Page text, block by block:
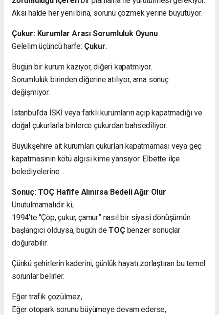
Aksi halde her yeni bina, sorunu çözmek yerine büyütüyor.
Çukur: Kurumlar Arası Sorumluluk Oyunu
Gelelim üçüncü harfe: Çukur.
Bugün bir kurum kazıyor, diğeri kapatmıyor.
Sorumluluk birinden diğerine atılıyor, ama sonuç
değişmiyor.
İstanbul’da İSKİ veya farklı kurumların açıp kapatmadığı ve
doğal çukurlarla binlerce çukurdan bahsediliyor.
Büyükşehire ait kurumları çukurları kapatmaması veya geç
kapatmasının kötü algısı kime yansıyor. Elbette ilçe
belediyelerine…
Sonuç: TOÇ Hafife Alınırsa Bedeli Ağır Olur
Unutulmamalıdır ki;
1994’te “Çöp, çukur, çamur” nasıl bir siyasi dönüşümün
başlangıcı olduysa, bugün deTOÇbenzer sonuçlar
doğurabilir.
Çünkü şehirlerin kaderini, günlük hayatı zorlaştıran bu temel
sorunlar belirler.
Eğer trafik çözülmez,
Eğer otopark sorunu büyümeye devam ederse,